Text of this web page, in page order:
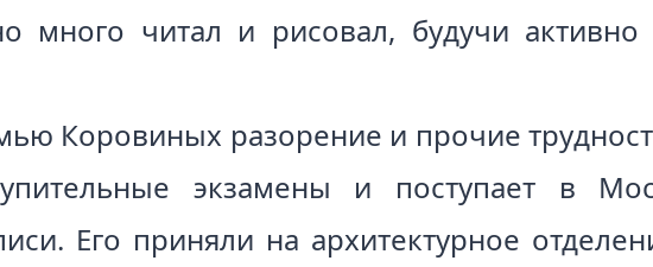
много читал и рисовал, будучи
Коровиных разорение и прочие
экзамены и поступает в
Его приняли на архитектурное